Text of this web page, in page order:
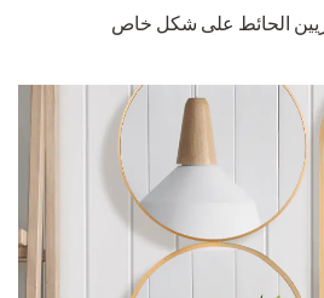
الحائط على شكل خاص